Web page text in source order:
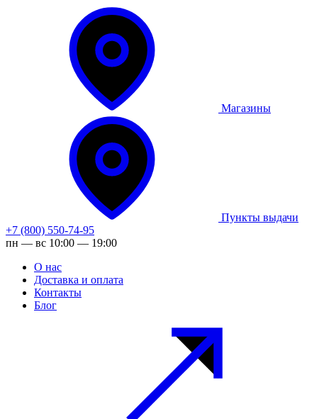
Магазины
Пункты выдачи
+7 (800) 550-74-95
пн — вс 10:00 — 19:00
О нас
Доставка и оплата
Контакты
Блог